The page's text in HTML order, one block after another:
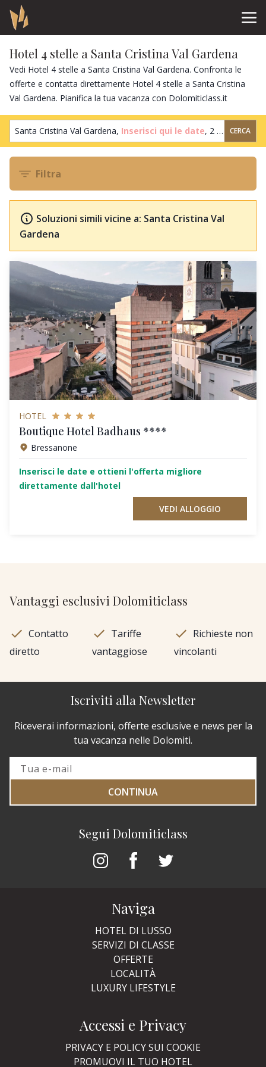
Hotel 4 stelle a Santa Cristina Val Gardena
Vedi Hotel 4 stelle a Santa Cristina Val Gardena. Confronta le
offerte e contatta direttamente Hotel 4 stelle a Santa Cristina
Val Gardena. Pianifica la tua vacanza con Dolomiticlass.it
Santa Cristina Val Gardena, Inserisci qui le date, 2 ospiti ,1
CERCA
Filtra
Soluzioni simili vicine a: Santa Cristina Val
Gardena
HOTEL
Boutique Hotel Badhaus ****
Bressanone
Inserisci le date e ottieni l'offerta migliore
direttamente dall'hotel
VEDI ALLOGGIO
Vantaggi esclusivi Dolomiticlass
Contatto
diretto
Tariffe
vantaggiose
Richieste non
vincolanti
Segui Dolomiticlass
Iscriviti alla Newsletter
Riceverai informazioni, offerte esclusive e news per la
tua vacanza nelle Dolomiti.
CONTINUA
Naviga
HOTEL DI LUSSO
SERVIZI DI CLASSE
OFFERTE
LOCALITÀ
LUXURY LIFESTYLE
Accessi e Privacy
PRIVACY E POLICY SUI COOKIE
PROMUOVI IL TUO HOTEL